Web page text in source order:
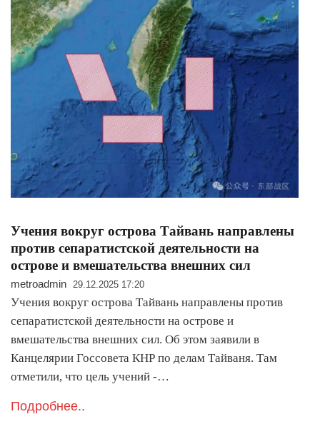
Учения вокруг острова Тайвань направлены
против сепаратистской деятельности на
острове и вмешательства внешних сил
metroadmin 29.12.2025 17:20
Учения вокруг острова Тайвань направлены против
сепаратистской деятельности на острове и
вмешательства внешних сил. Об этом заявили в
Канцелярии Госсовета КНР по делам Тайваня. Там
отметили, что цель учений -…
Подробнее..